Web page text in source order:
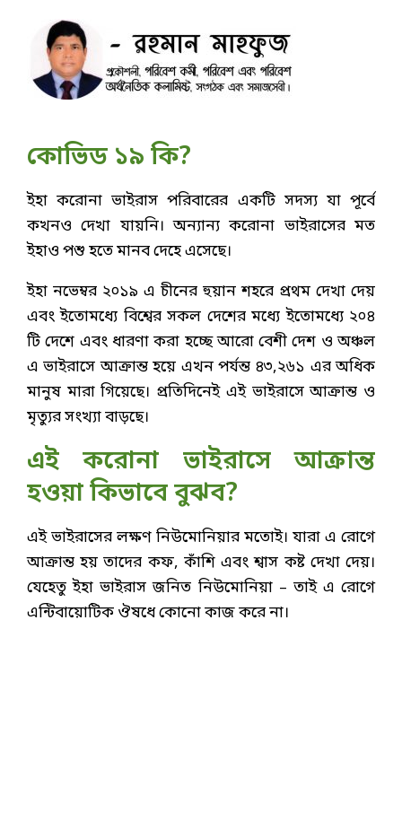
কোভিড ১৯ কি?
ইহা করোনা ভাইরাস পরিবারের একটি সদস্য যা পূর্বে
কখনও দেখা যায়নি। অন্যান্য করোনা ভাইরাসের মত
ইহাও পশু হতে মানব দেহে এসেছে।
ইহা নভেম্বর ২০১৯ এ চীনের হুয়ান শহরে প্রথম দেখা দেয়
এবং ইতোমধ্যে বিশ্বের সকল দেশের মধ্যে ইতোমধ্যে ২০৪
টি দেশে এবং ধারণা করা হচ্ছে আরো বেশী দেশ ও অঞ্চল
এ ভাইরাসে আক্রান্ত হয়ে এখন পর্যন্ত ৪৩,২৬১ এর অধিক
মানুষ মারা গিয়েছে। প্রতিদিনেই এই ভাইরাসে আক্রান্ত ও
মৃত্যুর সংখ্যা বাড়ছে।
এই করোনা ভাইরাসে আক্রান্ত
হওয়া কিভাবে বুঝব?
এই ভাইরাসের লক্ষণ নিউমোনিয়ার মতোই। যারা এ রোগে
আক্রান্ত হয় তাদের কফ, কাঁশি এবং শ্বাস কষ্ট দেখা দেয়।
যেহেতু ইহা ভাইরাস জনিত নিউমোনিয়া – তাই এ রোগে
এন্টিবায়োটিক ঔষধে কোনো কাজ করে না।